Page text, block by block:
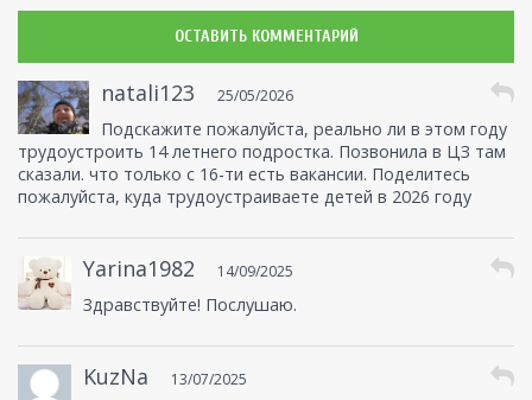
ОСТАВИТЬ КОММЕНТАРИЙ
natali123 25/05/2026
Подскажите пожалуйста, реально ли в этом году
трудоустроить 14 летнего подростка. Позвонила в ЦЗ там
сказали. что только с 16-ти есть вакансии. Поделитесь
пожалуйста, куда трудоустраиваете детей в 2026 году
Yarina1982 14/09/2025
Здравствуйте! Послушаю.
KuzNa 13/07/2025